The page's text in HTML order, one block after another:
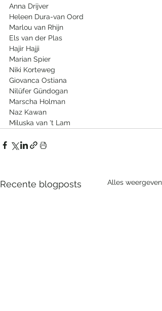
Anna Drijver
Heleen Dura-van Oord
Marlou van Rhijn
Els van der Plas
Hajir Hajji
Marian Spier
Niki Korteweg
Giovanca Ostiana
Nilüfer Gündogan
Marscha Holman
Naz Kawan
Miluska van 't Lam
Recente blogposts Alles weergeven